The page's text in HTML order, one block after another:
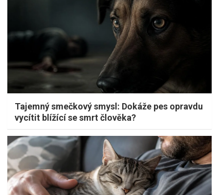
Tajemný smečkový smysl: Dokáže pes opravdu
vycítit blížící se smrt člověka?